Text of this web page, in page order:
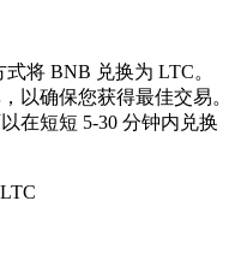
将 BNB 兑换为 LTC。
以确保您获得最佳交易。
在短短 5-30 分钟内兑换